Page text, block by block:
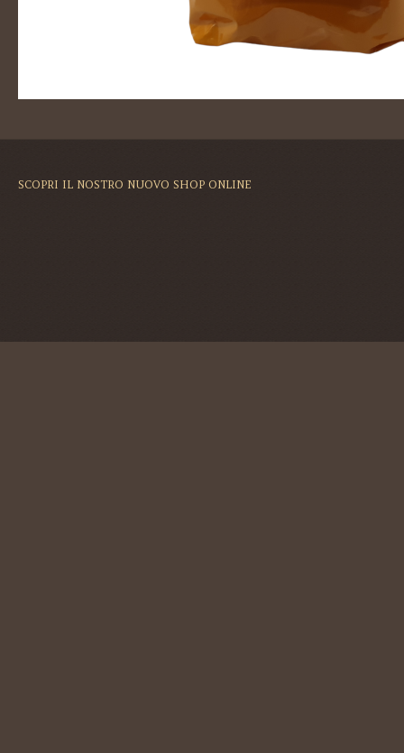
SCOPRI IL NOSTRO NUOVO SHOP ONLINE